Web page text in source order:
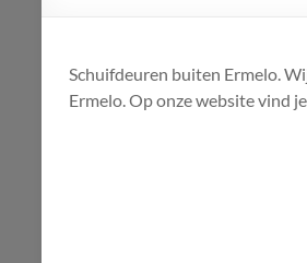
Schuifdeuren buiten Ermelo.
Ermelo. Op onze website vind